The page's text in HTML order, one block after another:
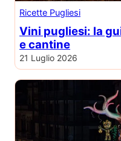
Ricette Pugliesi
Vini pugliesi: la
e cantine
21 Luglio 2026